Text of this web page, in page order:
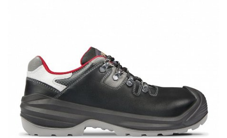
Drujbe
Accesorii drujbe
Drujbe electrice
Drujbe termice
Echipamente medicale
Echipamente PSI